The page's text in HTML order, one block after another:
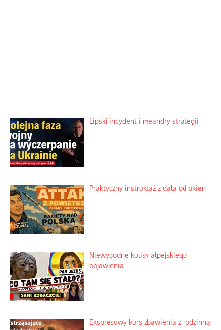
Lipski incydent i meandry strategii
Praktyczny instruktaż z dala od okien
Niewygodne kulisy alpejskiego
objawienia
Ekspresowy kurs zbawienia z rodzinną